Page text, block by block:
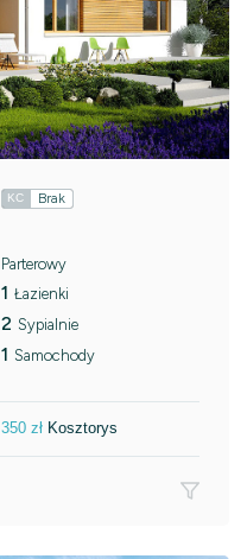
KC Brak
Parterowy
1 Łazienki
2 Sypialnie
1 Samochody
350 zł Kosztorys